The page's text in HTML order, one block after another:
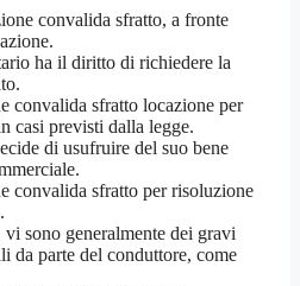
convalida sfratto, a fronte
ha il diritto di richiedere la
convalida sfratto locazione per
casi previsti dalla legge.
di usufruire del suo bene
convalida sfratto per risoluzione
sono generalmente dei gravi
da parte del conduttore, come